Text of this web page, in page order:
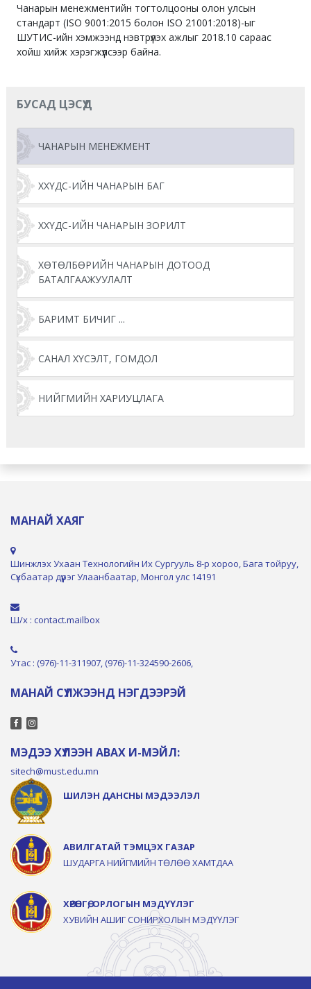
Чанарын менежментийн тогтолцооны олон улсын
стандарт (ISO 9001:2015 болон ISO 21001:2018)-ыг
ШУТИС-ийн хэмжээнд нэвтрүүлэх ажлыг 2018.10 сараас
хойш хийж хэрэгжүүлсээр байна.
БУСАД ЦЭСҮҮД
ЧАНАРЫН МЕНЕЖМЕНТ
ХХҮДС-ИЙН ЧАНАРЫН БАГ
ХХҮДС-ИЙН ЧАНАРЫН ЗОРИЛТ
ХӨТӨЛБӨРИЙН ЧАНАРЫН ДОТООД
БАТАЛГААЖУУЛАЛТ
БАРИМТ БИЧИГ ...
САНАЛ ХҮСЭЛТ, ГОМДОЛ
НИЙГМИЙН ХАРИУЦЛАГА
МАНАЙ ХАЯГ
Шинжлэх Ухаан Технологийн Их Сургууль 8-р хороо, Бага тойруу,
Сүхбаатар дүүрэг Улаанбаатар, Монгол улс 14191
Ш/х : contact.mailbox
Утас : (976)-11-311907, (976)-11-324590-2606,
МАНАЙ СҮЛЖЭЭНД НЭГДЭЭРЭЙ
МЭДЭЭ ХҮЛЭЭН АВАХ И-МЭЙЛ:
sitech@must.edu.mn
ШИЛЭН ДАНСНЫ МЭДЭЭЛЭЛ
АВИЛГАТАЙ ТЭМЦЭХ ГАЗАР
ШУДАРГА НИЙГМИЙН ТӨЛӨӨ ХАМТДАА
ХӨРӨНГӨ, ОРЛОГЫН МЭДҮҮЛЭГ
ХУВИЙН АШИГ СОНИРХОЛЫН МЭДҮҮЛЭГ